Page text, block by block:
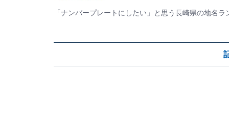
「ナンバープレートにしたい」と思う長崎県の地名ラ